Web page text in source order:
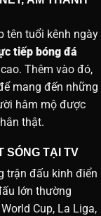
tên tuổi kênh ngày
tiếp bóng đá
Thêm vào đó,
mang đến những
hâm mộ được
thật.
SÓNG TẠI TV
trận đấu kinh điển
lớn thường
Cup, La Liga,